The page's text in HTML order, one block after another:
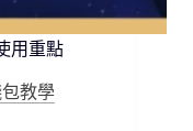
用重點
教學